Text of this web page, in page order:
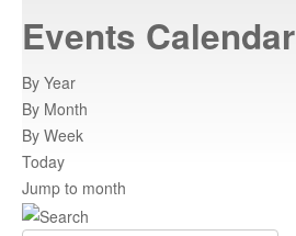
Atracții turistice
istoricul orasului
Informatii
informatii utile
Rent a car
inchiriaza o masina
Events Calendar
By Year
By Month
By Week
Today
Jump to month